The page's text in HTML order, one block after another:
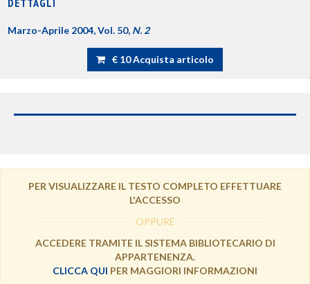
DETTAGLI
Marzo-Aprile 2004, Vol. 50, N. 2
€ 10 Acquista articolo
PER VISUALIZZARE IL TESTO COMPLETO EFFETTUARE
L'ACCESSO
OPPURE
ACCEDERE TRAMITE IL SISTEMA BIBLIOTECARIO DI
APPARTENENZA.
CLICCA QUI PER MAGGIORI INFORMAZIONI